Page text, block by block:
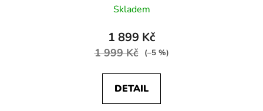
Skladem
1 899 Kč
1 999 Kč (–5 %)
DETAIL